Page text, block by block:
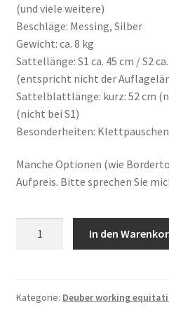
(und viele weitere)
Beschläge: Messing, Silber
Gewicht: ca. 8 kg
Sattellänge: S1 ca. 45 cm / S2
(entspricht nicht der
Sattelblattlänge: kurz: 52 cm
(nicht bei S1)
Besonderheiten:
Manche Optionen (wie
Aufpreis. Bitte sprechen Sie
shorty"
In den
Kategorie: Deuber working